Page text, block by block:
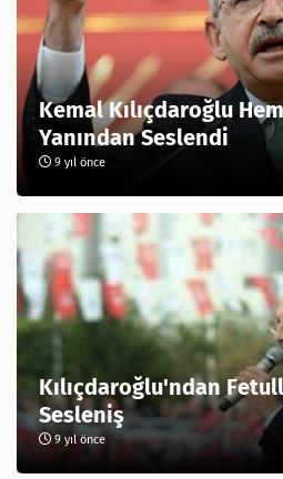
Kemal Kılıçdaroğlu
Yanından Seslendi
9 yıl önce
Kılıçdaroğlu'ndan
Sesleniş
9 yıl önce